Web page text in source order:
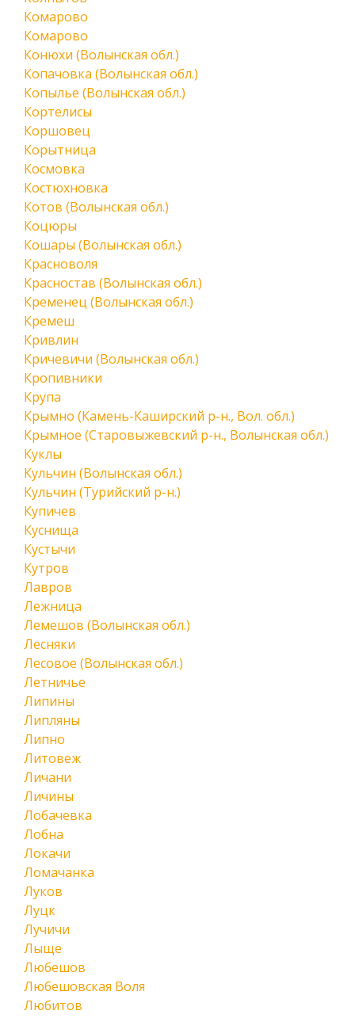
Комарово
Комарово
Конюхи (Волынская обл.)
Копачовка (Волынская обл.)
Копылье (Волынская обл.)
Кортелисы
Коршовец
Корытница
Космовка
Костюхновка
Котов (Волынская обл.)
Коцюры
Кошары (Волынская обл.)
Красноволя
Красностав (Волынская обл.)
Кременец (Волынская обл.)
Кремеш
Кривлин
Кричевичи (Волынская обл.)
Кропивники
Крупа
Крымно (Камень-Каширский р-н., Вол. обл.)
Крымное (Старовыжевский р-н., Волынская обл.)
Куклы
Кульчин (Волынская обл.)
Кульчин (Турийский р-н.)
Купичев
Куснища
Кустычи
Кутров
Лавров
Лежница
Лемешов (Волынская обл.)
Лесняки
Лесовое (Волынская обл.)
Летничье
Липины
Липляны
Липно
Литовеж
Личани
Личины
Лобачевка
Лобна
Локачи
Ломачанка
Луков
Луцк
Лучичи
Лыще
Любешов
Любешовская Воля
Любитов